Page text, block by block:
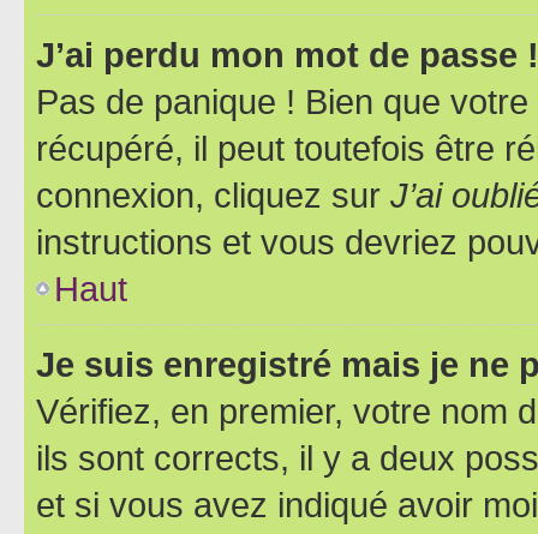
J’ai perdu mon mot de passe !
Pas de panique ! Bien que
récupéré, il peut toutefois être
connexion, cliquez sur J’ai
instructions et vous devriez
Haut
Je suis enregistré mais je ne
Vérifiez, en premier, votre nom
ils sont corrects, il y a deux
et si vous avez indiqué avoir